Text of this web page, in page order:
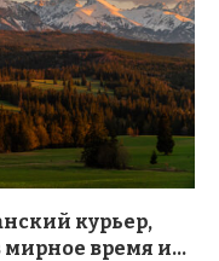
курьер,
время и...